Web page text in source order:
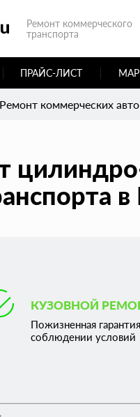
Ремонт коммерческого
транспорта
ПРАЙС-ЛИСТ
Ремонт коммерческих
КУЗОВНОЙ
Пожизненная
соблюдении условий